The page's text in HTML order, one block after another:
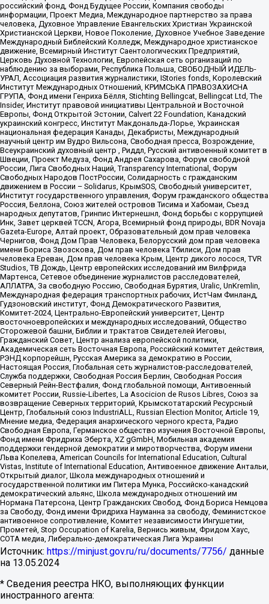
российский фонд, Фонд Будущее России, Компания свободы
информации, Проект Медиа, Международное партнерство за права
человека, Духовное Управление Евангельских Христиан Украинской
Христианской Церкви, Новое Поколение, Духовное Учебное Заведение
Международный Библейский Колледж, Международное христианское
движение, Всемирный Институт Саентологических Предприятий,
Церковь Духовной Технологии, Европейская сеть организаций по
наблюдению за выборами, Республика Польша, СВОБОДНЫЙ ИДЕЛЬ-
УРАЛ, Ассоциация развития журналистики, IStories fonds, Королевский
Институт Международных Отношений, КРИМСЬКА ПРАВОЗАХИСНА
ГРУПА, Фонд имени Генриха Бёлля, Stichting Bellingcat, Bellingcat Ltd, The
Insider, Институт правовой инициативы Центральной и Восточной
Европы, Фонд Открытой Эстонии, Calvert 22 Foundation, Канадский
украинский конгресс, Институт Макдональда-Лорье, Украинская
национальная федерация Канады, Декабристы, Международный
научный центр им Вудро Вильсона, Свободная пресса, Возрождение,
Всеукраинский духовный центр , Риддл, Русский антивоенный комитет в
Швеции, Проект Медуза, Фонд Андрея Сахарова, Форум свободной
России, Лига Свободных Наций, Transparеncy International, Форум
Свободных Народов ПостРоссии, Солидарность с гражданским
движением в России – Solidarus, КрымSOS, Свободный университет,
Институт государственного управления, Форум гражданского общества
Россия, Беллона, Союз жителей островов Тисима и Хабомаи, Съезд
народных депутатов, Гринпис Интернешнл, Фонд борьбы с коррупцией
Инк, Завет церквей TCCN, Агора, Всемирный фонд природы, BDR Novaja
Gazeta-Europe, Алтай проект, Образовательный дом прав человека
Чернигов, Фонд Дом Прав Человека, Белорусский дом прав человека
имени Бориса Звозскова, Дом прав человека Тбилиси, Дом прав
человека Ереван, Дом прав человека Крым, Центр дикого лосося, TVR
Studios, ТВ Дождь, Центр европейских исследований им Вилфрида
Мартенса, Сетевое объединение журналистов расследователей,
АЛЛАТРА, За свободную Россию, Свободная Бурятия, Uralic, UnKremlin,
Международная федерация транспортных рабочих, ИстЧам Финланд,
Гудзоновский институт, Фонд Демократического Развития,
Комитет-2024, Центрально-Европейский университет, Центр
восточноевропейских и международных исследований, Общество
Сторожевой башни, Библии и трактатов Свидетелей Иеговы,
Гражданский Совет, Центр анализа европейской политики,
Академическая сеть Восточная Европа, Российский комитет действия,
РЭНД корпорейшн, Русская Америка за демократию в России,
Настоящая Россия, Глобальная сеть журналистов-расследователей,
Служба поддержки, Свободная Россия Берлин, Свободная Россия
Северный Рейн-Вестфалия, Фонд глобальной помощи, Антивоенный
комитет России, Russie-Libertes, La Asocicion de Rusos Libres, Союз за
возвращение Северных территорий, Крымскотатарский Ресурсный
Центр, Глобальный союз IndustriALL, Russian Election Monitor, Article 19,
Мнение медиа, Федерация анархического черного креста, Радио
Свободная Европа, Германское общество изучения Восточной Европы,
Фонд имени Фридриха Эберта, XZ gGmbH, Мобильная академия
поддержки гендерной демократии и миротворчества, Форум имени
Льва Копелева, American Councils for International Education, Cultural
Vistas, Institute of International Education, Антивоенное движение Антальи,
Открытый диалог, Школа международных отношений и
государственной политики им Питера Мунка, Российско-канадский
демократический альянс, Школа международных отношений им
Нормана Патерсона, Центр Гражданских Свобод, Фонд Бориса Немцова
за Свободу, Фонд имени Фридриха Науманна за свободу, Феминистское
антивоенное сопротивление, Комитет независимости Ингушетии,
Прометей, Stop Occupation of Karelia, Вернись живым, Фридом Хаус,
СОТА медиа, Либерально-демократическая Лига Украины
Источник: https://minjust.gov.ru/ru/documents/7756/ данные
на 13.05.2024
* Сведения реестра НКО, выполняющих функции
иностранного агента: